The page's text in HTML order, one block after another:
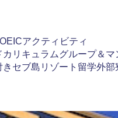
アクティビティ
カリキュラムグループ＆マ
セブ島 リゾート留学外部